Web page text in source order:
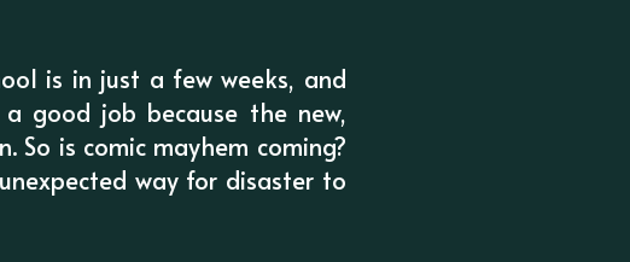
is in just a few weeks, and
good job because the new,
is comic mayhem coming?
way for disaster to